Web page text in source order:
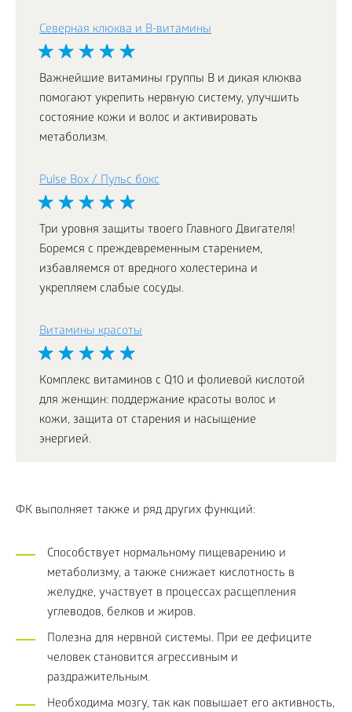
Северная клюква и В-витамины
Важнейшие витамины группы В и дикая клюква
помогают укрепить нервную систему, улучшить
состояние кожи и волос и активировать
метаболизм.
Pulse Box / Пульс бокс
Три уровня защиты твоего Главного Двигателя!
Боремся с преждевременным старением,
избавляемся от вредного холестерина и
укрепляем слабые сосуды.
Витамины красоты
Комплекс витаминов с Q10 и фолиевой кислотой
для женщин: поддержание красоты волос и
кожи, защита от старения и насыщение
энергией.
ФК выполняет также и ряд других функций:
Способствует нормальному пищеварению и
метаболизму, а также снижает кислотность в
желудке, участвует в процессах расщепления
углеводов, белков и жиров.
Полезна для нервной системы. При ее дефиците
человек становится агрессивным и
раздражительным.
Необходима мозгу, так как повышает его активность,